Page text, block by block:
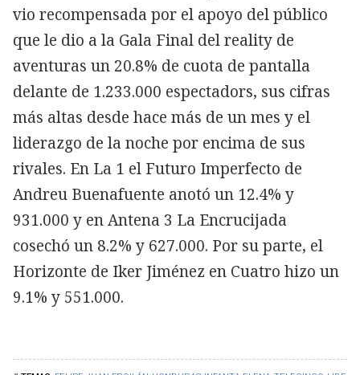
vio recompensada por el apoyo del público
que le dio a la Gala Final del reality de
aventuras un 20.8% de cuota de pantalla
delante de 1.233.000 espectadors, sus cifras
más altas desde hace más de un mes y el
liderazgo de la noche por encima de sus
rivales. En La 1 el Futuro Imperfecto de
Andreu Buenafuente anotó un 12.4% y
931.000 y en Antena 3 La Encrucijada
cosechó un 8.2% y 627.000. Por su parte, el
Horizonte de Iker Jiménez en Cuatro hizo un
9.1% y 551.000.